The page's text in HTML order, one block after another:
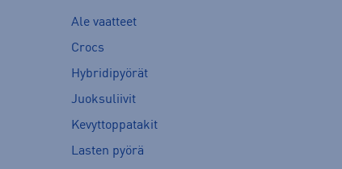
Ale vaatteet
Crocs
Hybridipyörät
Juoksuliivit
Kevyttoppatakit
Lasten pyörä